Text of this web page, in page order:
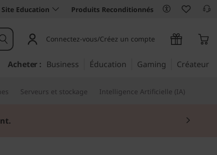
Education Produits Reconditionnés
Connectez-vous/Créez un compte
Acheter : Business Éducation Gaming Créateur
Serveurs et stockage Intelligence Artificielle (IA)